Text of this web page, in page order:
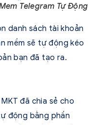
Telegram Tự Động
danh sách tài khoản
mềm sẽ tự động kéo
bạn đã tạo ra.
đã chia sẻ cho
động bằng phần